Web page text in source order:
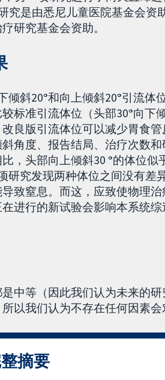
究是由悉尼儿童医院基金会
研究基金会资助。
倾斜20°和向上倾斜20°引流体
标准引流体位（头部30°向下
良版引流体位可以减少胃食
角度、报告结局、治疗次数
，头部向上倾斜30°的体位似
研究发现两种体位之间没有差
致窒息。而这，应致使物理
进行的新试验会影响本系统
中等（因此我们认为未来的
以我们认为不存在任何因素会
摘要